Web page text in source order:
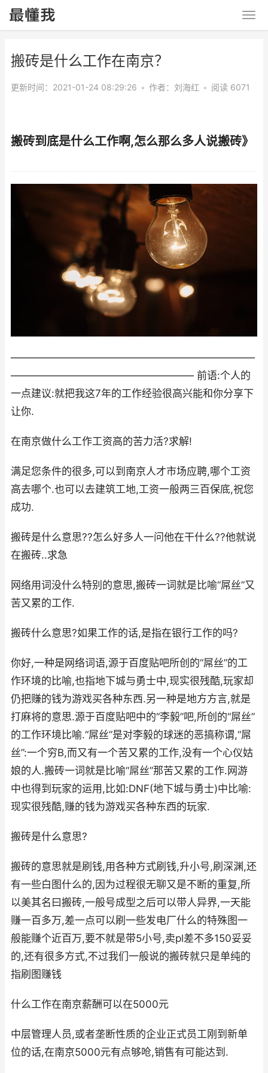
搬砖是什么工作在南京？
更新时间：2021-01-24 08:29:26 • 作者： 刘海红 • 阅读 6071
搬砖到底是什么工作啊,怎么那么多人说搬砖》
————————————————————————
—————————————————— 前语:个人的
一点建议:就把我这7年的工作经验很高兴能和你分享下
让你.
在南京做什么工作工资高的苦力活?求解!
满足您条件的很多,可以到南京人才市场应聘,哪个工资
高去哪个.也可以去建筑工地,工资一般两三百保底,祝您
成功.
搬砖是什么意思??怎么好多人一问他在干什么??他就说
在搬砖..求急
网络用词没什么特别的意思,搬砖一词就是比喻“屌丝”又
苦又累的工作.
搬砖什么意思?如果工作的话,是指在银行工作的吗?
你好,一种是网络词语,源于百度贴吧所创的“屌丝”的工
作环境的比喻,也指地下城与勇士中,现实很残酷,玩家却
仍把赚的钱为游戏买各种东西.另一种是地方方言,就是
打麻将的意思.源于百度贴吧中的“李毅”吧,所创的“屌丝”
的工作环境比喻.“屌丝”是对李毅的球迷的恶搞称谓,“屌
丝”:一个穷B,而又有一个苦又累的工作,没有一个心仪姑
娘的人.搬砖一词就是比喻“屌丝”那苦又累的工作.网游
中也得到玩家的运用,比如:DNF(地下城与勇士)中比喻:
现实很残酷,赚的钱为游戏买各种东西的玩家.
搬砖是什么意思?
搬砖的意思就是刷钱,用各种方式刷钱,升小号,刷深渊,还
有一些白图什么的,因为过程很无聊又是不断的重复,所
以美其名曰搬砖,一般号成型之后可以带人异界,一天能
赚一百多万,差一点可以刷一些发电厂什么的特殊图一
般能赚个近百万,要不就是带5小号,卖pl差不多150妥妥
的,还有很多方式,不过我们一般说的搬砖就只是单纯的
指刷图赚钱
什么工作在南京薪酬可以在5000元
中层管理人员,或者垄断性质的企业正式员工刚到新单
位的话,在南京5000元有点够呛,销售有可能达到.